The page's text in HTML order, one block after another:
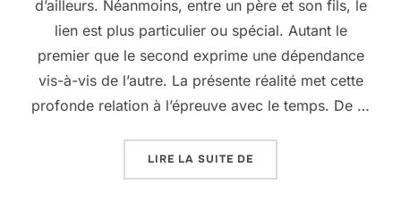
d’ailleurs. Néanmoins, entre un père et son fils, le
lien est plus particulier ou spécial. Autant le
premier que le second exprime une dépendance
vis-à-vis de l’autre. La présente réalité met cette
profonde relation à l’épreuve avec le temps. De …
LIRE LA SUITE DE